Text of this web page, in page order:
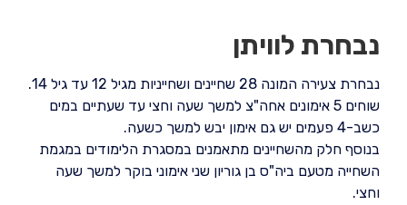
נבחרת לוויתן
נבחרת צעירה המונה 28 שחיינים ושחייניות מגיל 12 עד גיל 14.
שוחים 5 אימונים אחה"צ למשך שעה וחצי עד שעתיים במים
כשב-4 פעמים יש גם אימון יבש למשך כשעה.
בנוסף חלק מהשחיינים מתאמנים במסגרת הלימודים במגמת
השחייה מטעם ביה"ס בן גוריון שני אימוני בוקר למשך שעה
וחצי.